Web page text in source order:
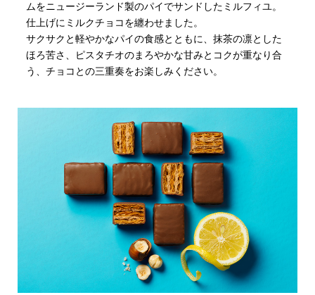
ムをニュージーランド製のパイでサンドしたミルフィユ。
仕上げにミルクチョコを纏わせました。
サクサクと軽やかなパイの食感とともに、抹茶の凛とした
ほろ苦さ、ピスタチオのまろやかな甘みとコクが重なり合
う、チョコとの三重奏をお楽しみください。